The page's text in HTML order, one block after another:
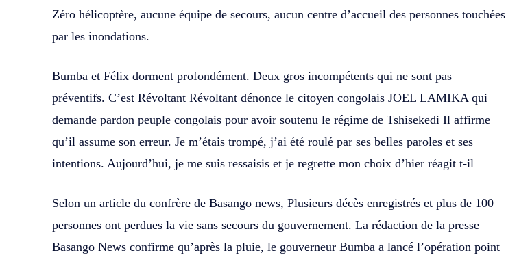
Zéro hélicoptère, aucune équipe de secours, aucun centre d’accueil des personnes touchées
par les inondations.
Bumba et Félix dorment profondément. Deux gros incompétents qui ne sont pas
préventifs. C’est Révoltant Révoltant dénonce le citoyen congolais JOEL LAMIKA qui
demande pardon peuple congolais pour avoir soutenu le régime de Tshisekedi Il affirme
qu’il assume son erreur. Je m’étais trompé, j’ai été roulé par ses belles paroles et ses
intentions. Aujourd’hui, je me suis ressaisis et je regrette mon choix d’hier réagit t-il
Selon un article du confrère de Basango news, Plusieurs décès enregistrés et plus de 100
personnes ont perdues la vie sans secours du gouvernement. La rédaction de la presse
Basango News confirme qu’après la pluie, le gouverneur Bumba a lancé l’opération point